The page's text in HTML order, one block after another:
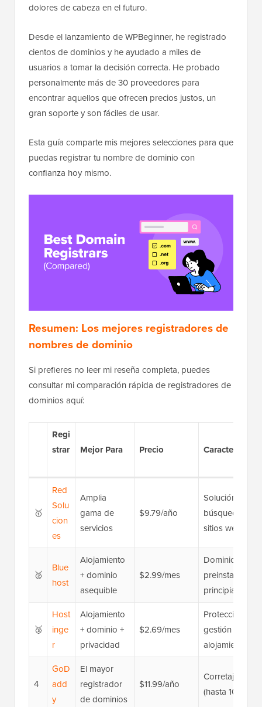
dolores de cabeza en el futuro.
Desde el lanzamiento de WPBeginner, he registrado
cientos de dominios y he ayudado a miles de
usuarios a tomar la decisión correcta. He probado
personalmente más de 30 proveedores para
encontrar aquellos que ofrecen precios justos, un
gran soporte y son fáciles de usar.
Esta guía comparte mis mejores selecciones para que
puedas registrar tu nombre de dominio con
confianza hoy mismo.
Resumen: Los mejores registradores de
nombres de dominio
Si prefieres no leer mi reseña completa, puedes
consultar mi comparación rápida de registradores de
dominios aquí:
Regi
strar
Mejor Para Precio
🥇
Red
Solu
cion
es
Amplia
gama de
servicios
$9.79/año
Solución
búsqueda
sitios web
🥈
Blue
host
Alojamiento
+ dominio
asequible
$2.99/mes
Dominio gratis
preinstalado,
principiantes
🥉
Host
inge
r
Alojamiento
+ dominio +
privacidad
$2.69/mes
Protección de
gestión fácil
alojamiento
4
GoD
add
y
El mayor
registrador
de dominios
$11.99/año
Corretaje de
(hasta 10